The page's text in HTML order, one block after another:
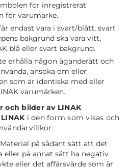
för inregistrerat
för varumärke.
endast vara i svart/blått, svart
bakgrund ska vara vitt,
blå eller svart bakgrund.
erhålla någon äganderätt och
ansöka om eller
som är identiska med eller
varumärken.
och bilder av LINAK
i den form som visas och
på sådant sätt att det
eller på annat sätt ha negativ
eller det affärsvärde som är